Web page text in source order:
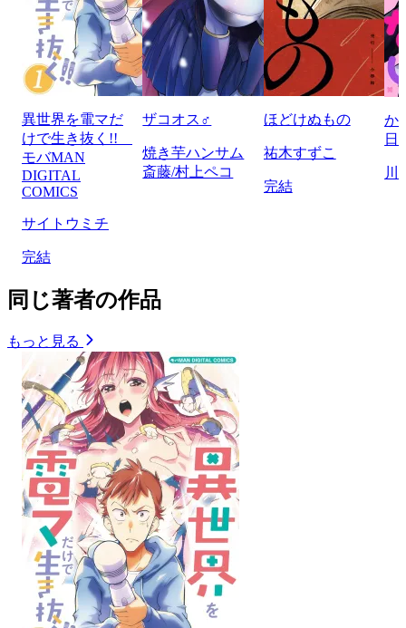
異世界を電マだ
けで生き抜く!!
モバMAN
DIGITAL
COMICS
サイトウミチ
完結
ザコオス♂
焼き芋ハンサム
斎藤/村上ペコ
ほどけぬもの
祐木すずこ
完結
か
日
川
同じ著者の作品
もっと見る